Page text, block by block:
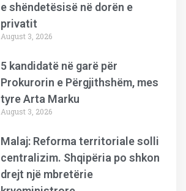
e shëndetësisë në dorën e
privatit
August 3, 2026
5 kandidatë në garë për
Prokurorin e Përgjithshëm, mes
tyre Arta Marku
August 3, 2026
Malaj: Reforma territoriale solli
centralizim. Shqipëria po shkon
drejt një mbretërie